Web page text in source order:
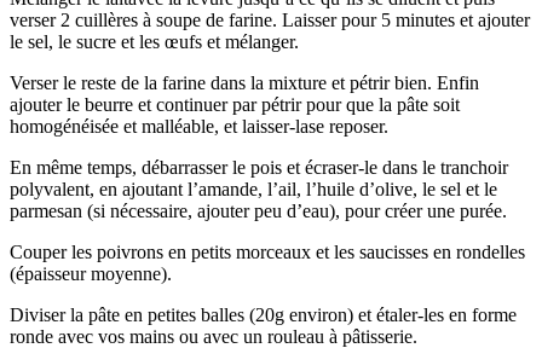
verser 2 cuillères à soupe de farine. Laisser pour 5 minutes et ajouter
le sel, le sucre et les œufs et mélanger.
Verser le reste de la farine dans la mixture et pétrir bien. Enfin
ajouter le beurre et continuer par pétrir pour que la pâte soit
homogénéisée et malléable, et laisser-lase reposer.
En même temps, débarrasser le pois et écraser-le dans le tranchoir
polyvalent, en ajoutant l’amande, l’ail, l’huile d’olive, le sel et le
parmesan (si nécessaire, ajouter peu d’eau), pour créer une purée.
Couper les poivrons en petits morceaux et les saucisses en rondelles
(épaisseur moyenne).
Diviser la pâte en petites balles (20g environ) et étaler-les en forme
ronde avec vos mains ou avec un rouleau à pâtisserie.